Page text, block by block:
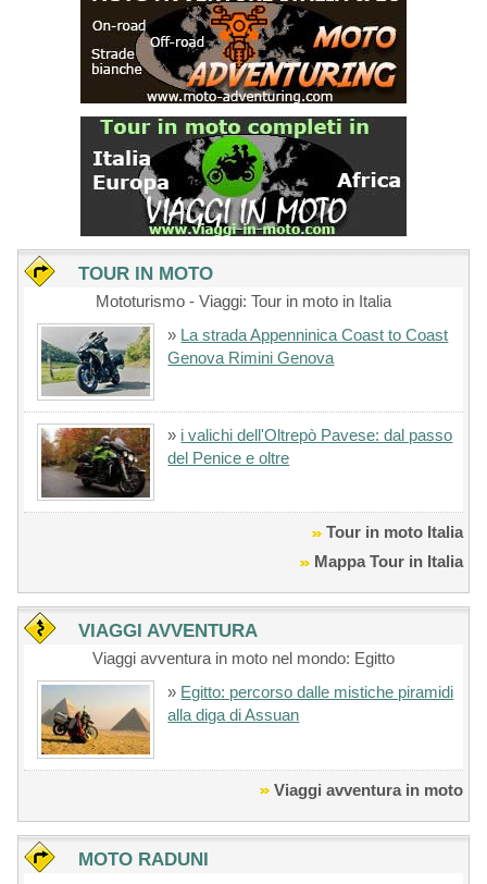
TOUR IN MOTO
Mototurismo - Viaggi: Tour in moto in Italia
» La strada Appenninica Coast to Coast
Genova Rimini Genova
» i valichi dell'Oltrepò Pavese: dal passo
del Penice e oltre
Tour in moto Italia
Mappa Tour in Italia
VIAGGI AVVENTURA
Viaggi avventura in moto nel mondo: Egitto
» Egitto: percorso dalle mistiche piramidi
alla diga di Assuan
Viaggi avventura in moto
MOTO RADUNI